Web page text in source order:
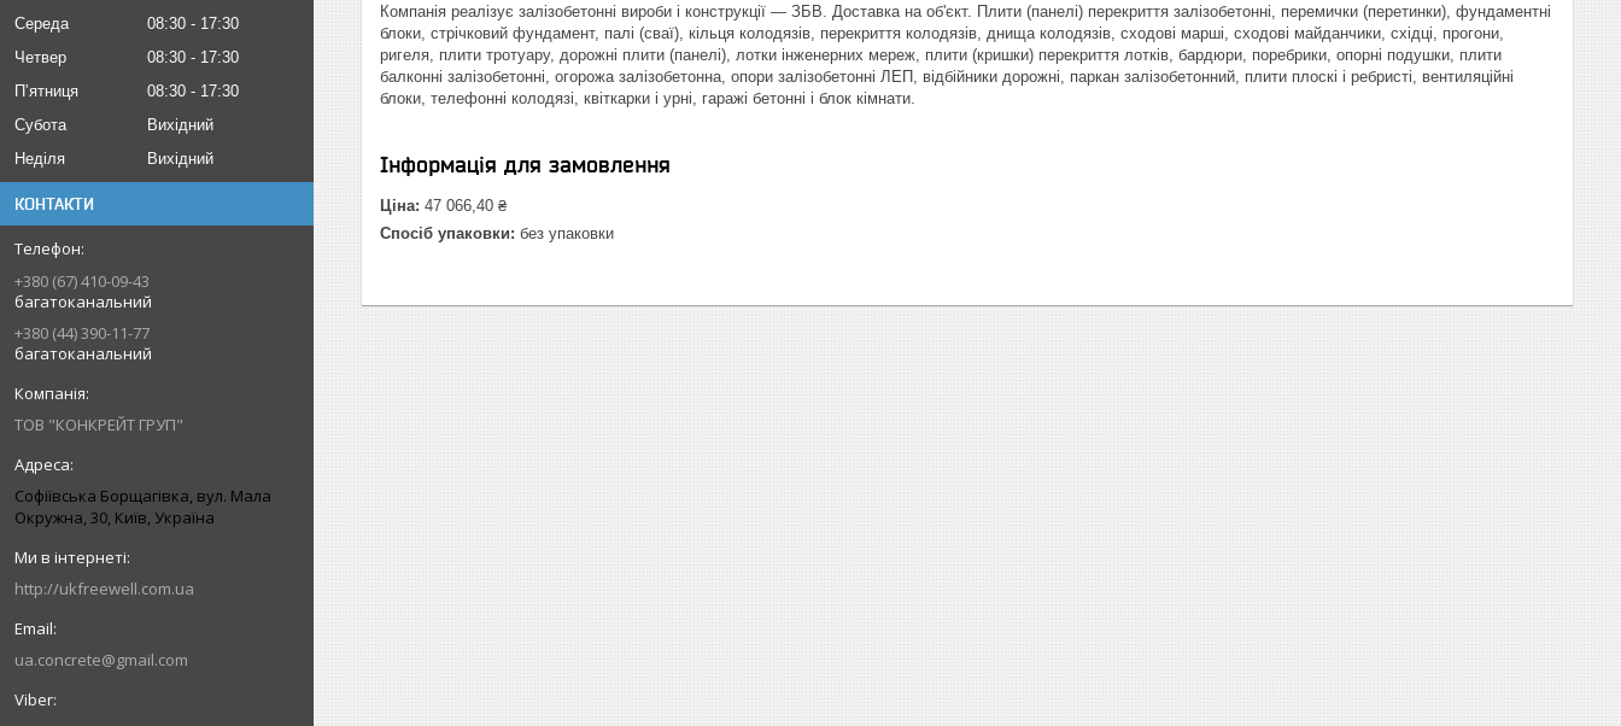
Середа
08:30
17:30
Четвер
08:30
17:30
Пʼятниця
08:30
17:30
Субота
Вихідний
Неділя
Вихідний
КОНТАКТИ
+380 (67) 410-09-43
багатоканальний
+380 (44) 390-11-77
багатоканальний
ТОВ "КОНКРЕЙТ ГРУП"
Софіївська Борщагівка, вул. Мала
Окружна, 30, Київ, Україна
http://ukfreewell.com.ua
ua.concrete@gmail.com
Компанія реалізує залізобетонні вироби і конструкції ― ЗБВ. Доставка на об'єкт. Плити (панелі) перекриття залізобетонні, перемички (перетинки), фундаментні
блоки, стрічковий фундамент, палі (сваї), кільця колодязів, перекриття колодязів, днища колодязів, сходові марші, сходові майданчики, східці, прогони,
ригеля, плити тротуару, дорожні плити (панелі), лотки інженерних мереж, плити (кришки) перекриття лотків, бардюри, поребрики, опорні подушки, плити
балконні залізобетонні, огорожа залізобетонна, опори залізобетонні ЛЕП, відбійники дорожні, паркан залізобетонний, плити плоскі і ребристі, вентиляційні
блоки, телефонні колодязі, квіткарки і урні, гаражі бетонні і блок кімнати.
Інформація для замовлення
Ціна: 47 066,40 ₴
Спосіб упаковки: без упаковки